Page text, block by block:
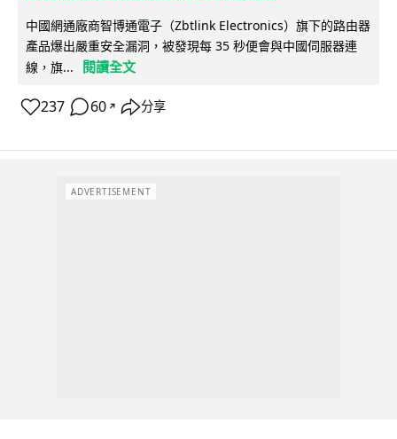
中國網通廠商智博通電子（Zbtlink Electronics）旗下的路由器
產品爆出嚴重安全漏洞，被發現每 35 秒便會與中國伺服器連
線，旗...
閱讀全文
237 60 ↗ 分享
ADVERTISEMENT